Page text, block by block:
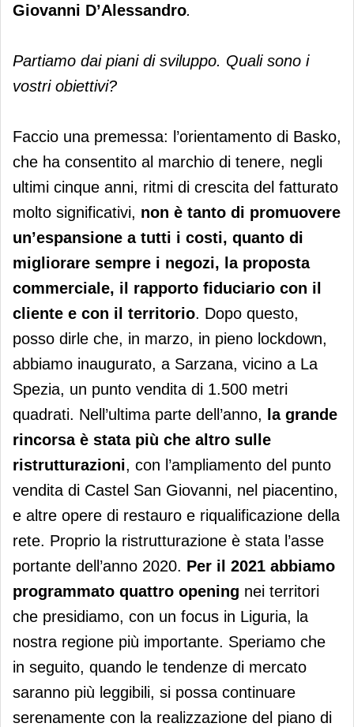
Giovanni D’Alessandro.
Partiamo dai piani di sviluppo. Quali sono i
vostri obiettivi?
Faccio una premessa: l’orientamento di Basko,
che ha consentito al marchio di tenere, negli
ultimi cinque anni, ritmi di crescita del fatturato
molto significativi, non è tanto di promuovere
un’espansione a tutti i costi, quanto di
migliorare sempre i negozi, la proposta
commerciale, il rapporto fiduciario con il
cliente e con il territorio. Dopo questo,
posso dirle che, in marzo, in pieno lockdown,
abbiamo inaugurato, a Sarzana, vicino a La
Spezia, un punto vendita di 1.500 metri
quadrati. Nell’ultima parte dell’anno, la grande
rincorsa è stata più che altro sulle
ristrutturazioni, con l’ampliamento del punto
vendita di Castel San Giovanni, nel piacentino,
e altre opere di restauro e riqualificazione della
rete. Proprio la ristrutturazione è stata l’asse
portante dell’anno 2020. Per il 2021 abbiamo
programmato quattro opening nei territori
che presidiamo, con un focus in Liguria, la
nostra regione più importante. Speriamo che
in seguito, quando le tendenze di mercato
saranno più leggibili, si possa continuare
serenamente con la realizzazione del piano di